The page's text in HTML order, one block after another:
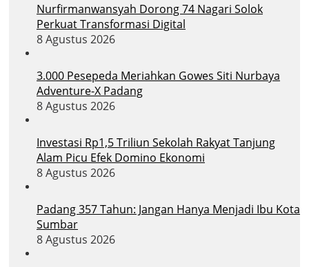
Nurfirmanwansyah Dorong 74 Nagari Solok
Perkuat Transformasi Digital
8 Agustus 2026
3.000 Pesepeda Meriahkan Gowes Siti Nurbaya
Adventure-X Padang
8 Agustus 2026
Investasi Rp1,5 Triliun Sekolah Rakyat Tanjung
Alam Picu Efek Domino Ekonomi
8 Agustus 2026
Padang 357 Tahun: Jangan Hanya Menjadi Ibu Kota
Sumbar
8 Agustus 2026